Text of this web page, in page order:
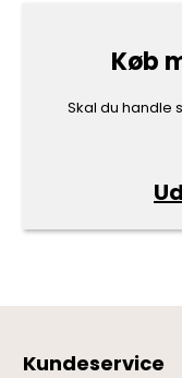
Køb
Skal du handle
Kundeservice